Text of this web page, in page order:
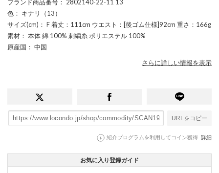
ブランド商品番号 ： 2802140-22-11 13
色 ： キナリ（13）
サイズ(cm) ： F 着丈：111cm ウエスト：[後ゴム仕様]92cm 重さ：166g
素材 ： 本体 綿 100% 刺繍糸 ポリエステル 100%
原産国 ： 中国
さらに詳しい情報を表示
URLをコピー
紹介プログラムを利用してコイン獲得 詳細
お気に入り登録ガイド